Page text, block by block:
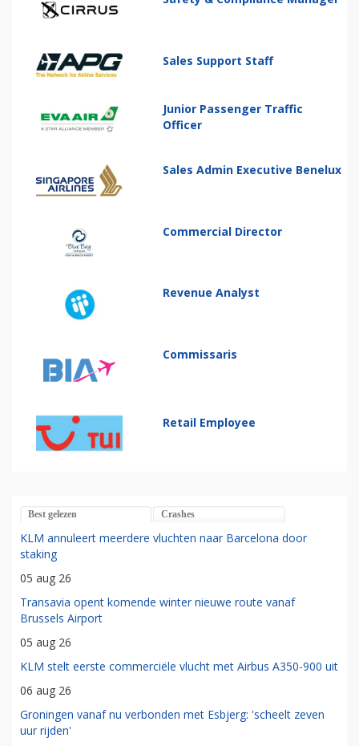
Sales Support Staff
Junior Passenger Traffic
Officer
Sales Admin Executive Benelux
Commercial Director
Revenue Analyst
Commissaris
Retail Employee
Best gelezen Crashes
KLM annuleert meerdere vluchten naar Barcelona door
staking
05 aug 26
Transavia opent komende winter nieuwe route vanaf
Brussels Airport
05 aug 26
KLM stelt eerste commerciële vlucht met Airbus A350-900 uit
06 aug 26
Groningen vanaf nu verbonden met Esbjerg: 'scheelt zeven
uur rijden'